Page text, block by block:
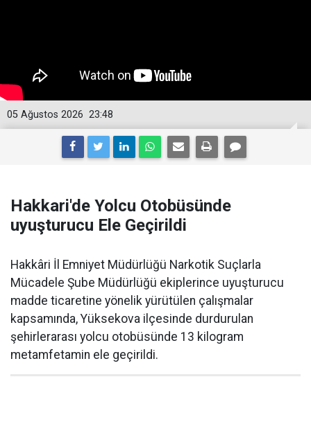
23:48
05 Ağustos 2026
Hakkari'de Yolcu Otobüsünde
uyuşturucu Ele Geçirildi
Hakkâri İl Emniyet Müdürlüğü Narkotik Suçlarla
Mücadele Şube Müdürlüğü ekiplerince uyuşturucu
madde ticaretine yönelik yürütülen çalışmalar
kapsamında, Yüksekova ilçesinde durdurulan
şehirlerarası yolcu otobüsünde 13 kilogram
metamfetamin ele geçirildi.